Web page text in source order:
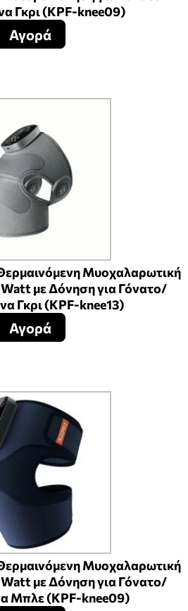
Γκρι (KPF-knee09)
Αγορά
Μυοχαλαρωτική
με Δόνηση για Γόνατο/
Γκρι (KPF-knee13)
Αγορά
Μυοχαλαρωτική
με Δόνηση για Γόνατο/
Μπλε (KPF-knee09)